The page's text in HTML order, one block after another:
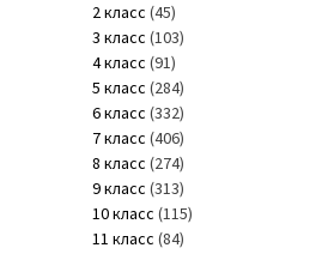
2 класс (45)
3 класс (103)
4 класс (91)
5 класс (284)
6 класс (332)
7 класс (406)
8 класс (274)
9 класс (313)
10 класс (115)
11 класс (84)